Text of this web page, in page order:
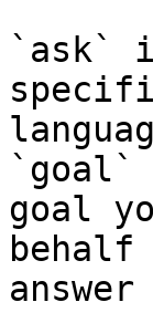
`ask`
`goal`
goal